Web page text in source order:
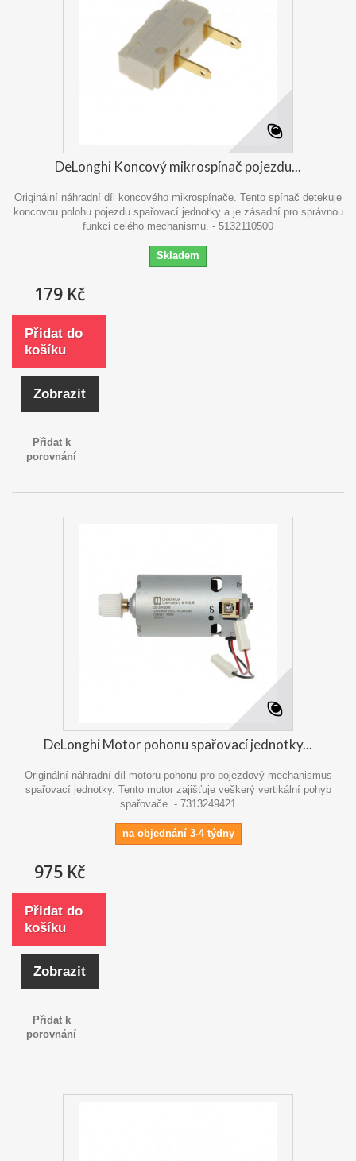
DeLonghi Koncový mikrospínač pojezdu...
Originální náhradní díl koncového mikrospínače. Tento spínač detekuje
koncovou polohu pojezdu spařovací jednotky a je zásadní pro správnou
funkci celého mechanismu. - 5132110500
Skladem
179 Kč
Přidat do
košíku
Zobrazit
Přidat k
porovnání
DeLonghi Motor pohonu spařovací jednotky...
Originální náhradní díl motoru pohonu pro pojezdový mechanismus
spařovací jednotky. Tento motor zajišťuje veškerý vertikální pohyb
spařovače. - 7313249421
na objednání 3-4 týdny
975 Kč
Přidat do
košíku
Zobrazit
Přidat k
porovnání